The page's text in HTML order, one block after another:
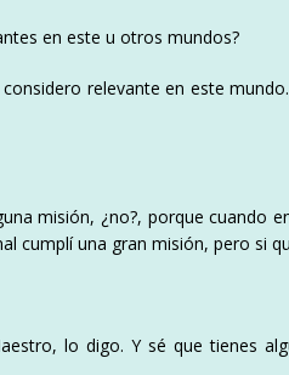
en este u otros mundos?
relevante en este
misión, ¿no?, porque cuando
cumplí una gran misión, pero si
lo digo. Y sé que tienes